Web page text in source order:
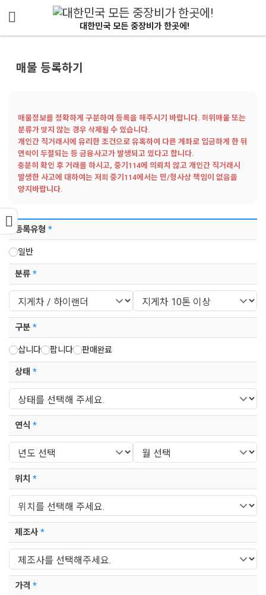
메뉴 건너뛰기
대한민국 모든 중장비가 한곳에!
매물 등록하기
매물정보를 정확하게 구분하여 등록을 해주시기 바랍니다. 허위매물 또는
분류가 맞지 않는 경우 삭제될 수 있습니다.
개인간 직거래시에 유리한 조건으로 유혹하여 다른 계좌로 입금하게 한 뒤
연락이 두절되는 등 금융사고가 발생되고 있다고 합니다.
충분히 확인 후 거래를 하시고, 중기114에 의뢰치 않고 개인간 직거래시
발생한 사고에 대하여는 저희 중기114에서는 민/형사상 책임이 없음을
양지바랍니다.
등록유형 *
일반
분류 *
구분 *
삽니다 팝니다 판매완료
상태 *
연식 *
위치 *
제조사 *
가격 *